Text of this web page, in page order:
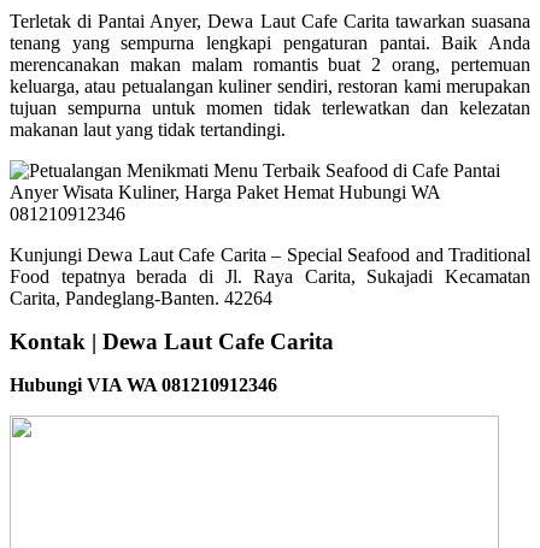
Terletak di Pantai Anyer, Dewa Laut Cafe Carita tawarkan suasana
tenang yang sempurna lengkapi pengaturan pantai. Baik Anda
merencanakan makan malam romantis buat 2 orang, pertemuan
keluarga, atau petualangan kuliner sendiri, restoran kami merupakan
tujuan sempurna untuk momen tidak terlewatkan dan kelezatan
makanan laut yang tidak tertandingi.
Kunjungi Dewa Laut Cafe Carita – Special Seafood and Traditional
Food tepatnya berada di Jl. Raya Carita, Sukajadi Kecamatan
Carita, Pandeglang-Banten. 42264
Kontak | Dewa Laut Cafe Carita
Hubungi VIA WA 081210912346